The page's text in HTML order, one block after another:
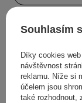
Souhlasím
Díky cookies
návštěvnost
reklamu. Níže si
účelem jsou
také rozhodnout,